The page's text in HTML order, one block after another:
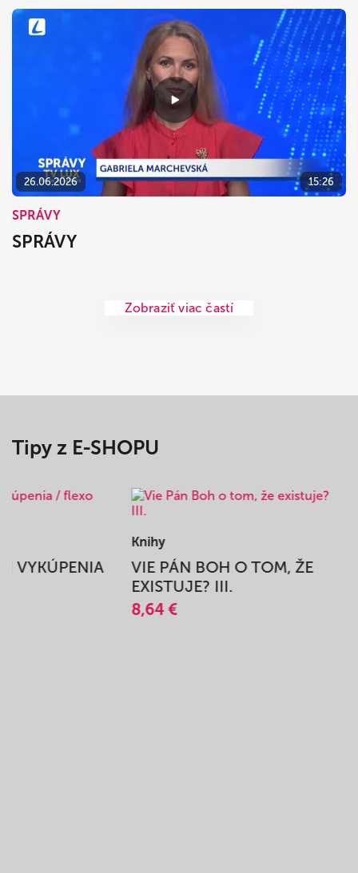
26.06.2026 15:26
SPRÁVY
SPRÁVY
Zobraziť viac častí
Tipy z E-SHOPU
VYKÚPENIA
Knihy
VIE PÁN BOH O TOM, ŽE
EXISTUJE? III.
8,64 €